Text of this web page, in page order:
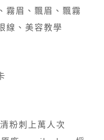
霧眉、飄眉、飄霧
線、美容教學
粉刺上萬人次